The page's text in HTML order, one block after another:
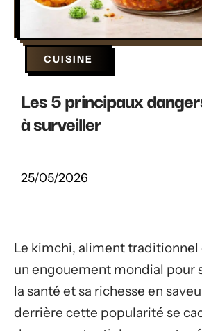
CUISINE
Les 5 principaux
à surveiller
25/05/2026
Le kimchi, aliment traditionnel
un engouement mondial pour
la santé et sa richesse en
derrière cette popularité se